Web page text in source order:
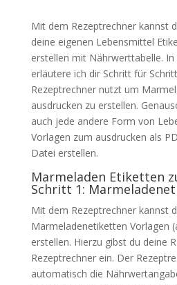
Mit dem Rezeptrechner kannst
deine eigenen Lebensmittel
erstellen mit Nährwerttabelle.
erläutere ich dir Schritt für
Rezeptrechner nutzt um
ausdrucken zu erstellen.
auch jede andere Form von
Vorlagen zum ausdrucken als
Datei erstellen.
Marmeladen Etiketten
Schritt 1:
Mit dem Rezeptrechner kannst
Marmeladenetiketten Vorlagen
erstellen. Hierzu gibst du deine
Rezeptrechner ein. Der
automatisch die